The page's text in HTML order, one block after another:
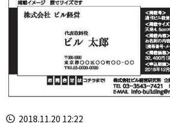
2018.11.20 12:22